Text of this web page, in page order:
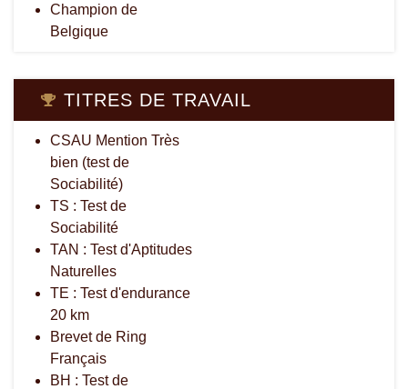
Champion de
Belgique
TITRES DE TRAVAIL
CSAU Mention Très
bien (test de
Sociabilité)
TS : Test de
Sociabilité
TAN : Test d'Aptitudes
Naturelles
TE : Test d'endurance
20 km
Brevet de Ring
Français
BH : Test de